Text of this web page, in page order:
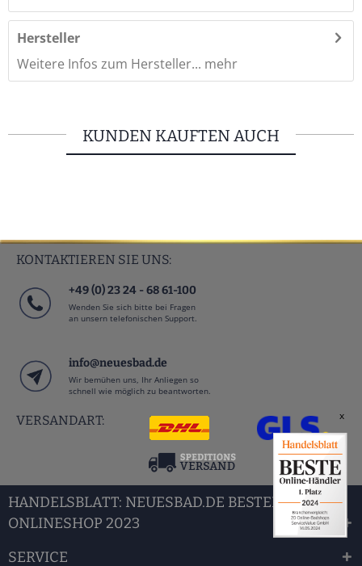
Hersteller
Weitere Infos zum Hersteller... mehr
KUNDEN KAUFTEN AUCH
KONTAKTIEREN SIE UNS:
+49 (0) 23 24 - 68 61-100
Wenden Sie sich bitte bei Fragen
an unsern telefonischen Support.
info@neuesbad.de
Wir bemühen uns, Ihr Anliegen so
schnell wie möglich zu beantworten.
VERSANDART:
HANDELSBLATT: NEUESBAD.DE BESTER BAD
ONLINESHOP 2023
SERVICE
x